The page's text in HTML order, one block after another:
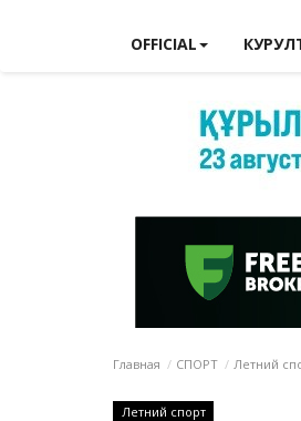
OFFICIAL
Главная СПОРТ Летний
Летний спорт